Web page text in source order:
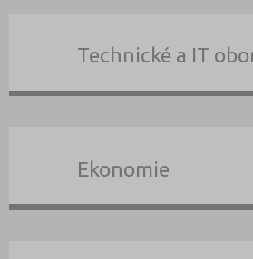
Technické a IT
Ekonomie